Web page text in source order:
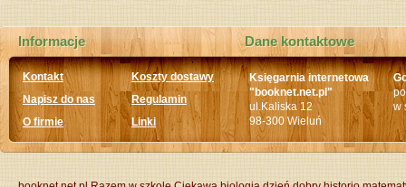
Informacje
Kontakt
Koszty dostawy
Napisz do nas
Regulamin
O firmie
Linki
Dane kontaktowe
Księgarnia internetowa
"booknet.net.pl"
ul.Kaliska 12
98-300 Wieluń
w